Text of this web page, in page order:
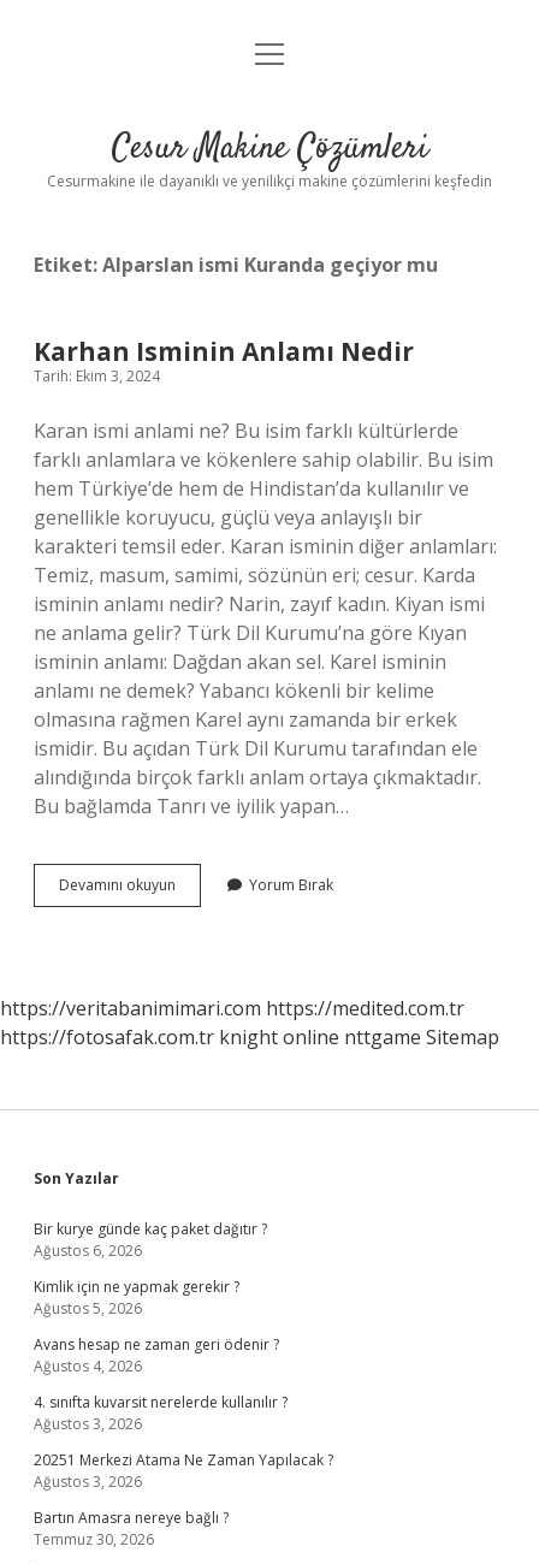
Anasayfa
Yasal Uyarı
menüyü
Cesur Makine Çözümleri
Cesurmakine ile dayanıklı ve yenilikçi makine çözümlerini keşfedin
Etiket:Alparslan ismi Kuranda geçiyor mu
Karhan Isminin Anlamı Nedir
Tarih: Ekim 3, 2024
Karan ismi anlami ne? Bu isim farklı kültürlerde
farklı anlamlara ve kökenlere sahip olabilir. Bu isim
hem Türkiye’de hem de Hindistan’da kullanılır ve
genellikle koruyucu, güçlü veya anlayışlı bir
karakteri temsil eder. Karan isminin diğer anlamları:
Temiz, masum, samimi, sözünün eri; cesur. Karda
isminin anlamı nedir? Narin, zayıf kadın. Kiyan ismi
ne anlama gelir? Türk Dil Kurumu’na göre Kıyan
isminin anlamı: Dağdan akan sel. Karel isminin
anlamı ne demek? Yabancı kökenli bir kelime
olmasına rağmen Karel aynı zamanda bir erkek
ismidir. Bu açıdan Türk Dil Kurumu tarafından ele
alındığında birçok farklı anlam ortaya çıkmaktadır.
Bu bağlamda Tanrı ve iyilik yapan…
Devamını okuyun
Isminin
Yorum Bırak
https://veritabanimimari.com https://medited.com.tr
https://fotosafak.com.tr knight online nttgame Sitemap
Sidebar
Son Yazılar
Bir kurye günde kaç paket dağıtır ?
Ağustos 6, 2026
Kimlik için ne yapmak gerekir ?
Ağustos 5, 2026
Avans hesap ne zaman geri ödenir ?
Ağustos 4, 2026
4. sınıfta kuvarsit nerelerde kullanılır ?
Ağustos 3, 2026
20251 Merkezi Atama Ne Zaman Yapılacak ?
Ağustos 3, 2026
Bartın Amasra nereye bağlı ?
Temmuz 30, 2026